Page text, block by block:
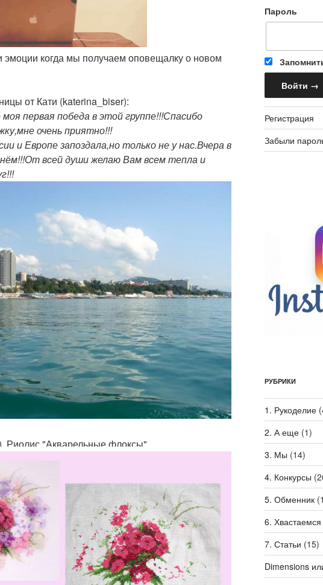
эмоции когда мы получаем оповещалку о новом
от Кати (katerina_biser):
первая победа в этой группе!!!Спасибо
очень приятно!!!
и Европе запоздала,но только не у нас.Вчера в
всей души желаю Вам всем тепла и
Риолис "Акварельные флоксы"
Пароль
Регистрация
Забыли
РУБРИКИ
1. Рукоделие
2. А еще(1)
3. Мы (14)
4. Конкурсы
5. Обменник
6. Хвастаемся
7. Статьи (15)
Dimensions